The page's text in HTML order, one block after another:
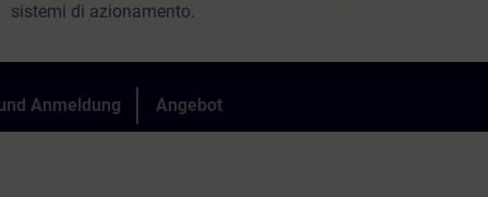
sistemi di azionamento.
Anmeldung Angebot